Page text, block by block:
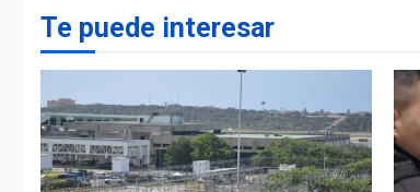
Te puede interesar